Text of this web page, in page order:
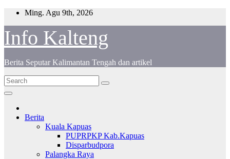
Skip
content
Ming. Agu 9th, 2026
Info Kalteng
Berita Seputar Kalimantan Tengah dan artikel
Berita
Kuala Kapuas
PUPRPKP Kab.Kapuas
Disparbudpora
Palangka Raya